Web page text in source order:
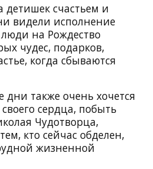
детишек счастьем и
видели исполнение
на Рождество
чудес, подарков,
когда сбываются
дни также очень хочется
сердца, побыть
Чудотворца,
кто сейчас обделен,
жизненной